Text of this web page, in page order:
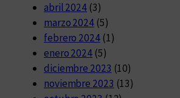
abril 2024 (3)
marzo 2024 (5)
febrero 2024(1)
enero 2024 (5)
diciembre 2023 (10)
noviembre 2023 (13)